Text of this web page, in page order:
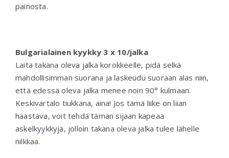
painosta.
Bulgarialainen kyykky 3 x 10/jalka
Laita takana oleva jalka korokkeelle, pidä selkä
mahdollisimman suorana ja laskeudu suoraan alas niin,
että edessä oleva jalka menee noin 90° kulmaan.
Keskivartalo tiukkana, aina! Jos tämä liike on liian
haastava, voit tehdä tämän sijaan kapeaa
askelkyykkyjä, jolloin takana oleva jalka tulee lähelle
nilkkaa.